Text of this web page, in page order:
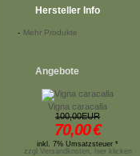
Hersteller Info
- Mehr Produkte
Angebote
Vigna caracalla
100,00EUR
70,00€
inkl. 7% Umsatzsteuer *
zzgl.Versandkosten, hier klicken